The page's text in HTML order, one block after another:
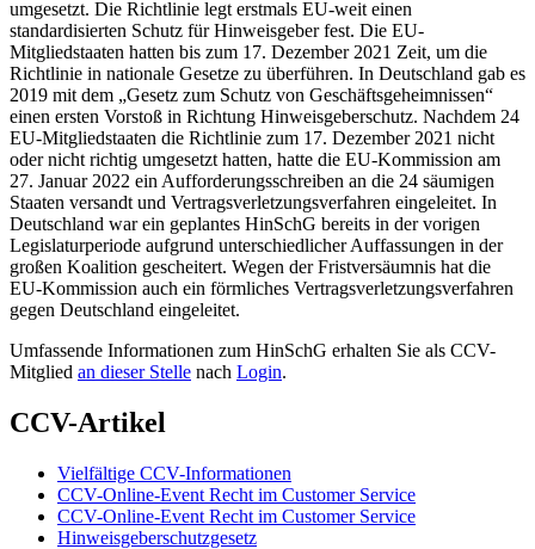
umgesetzt. Die Richtlinie legt erstmals EU-weit einen
standardisierten Schutz für Hinweisgeber fest. Die EU-
Mitgliedstaaten hatten bis zum 17. Dezember 2021 Zeit, um die
Richtlinie in nationale Gesetze zu überführen. In Deutschland gab es
2019 mit dem „Gesetz zum Schutz von Geschäftsgeheimnissen“
einen ersten Vorstoß in Richtung Hinweisgeberschutz. Nachdem 24
EU-Mitgliedstaaten die Richtlinie zum 17. Dezember 2021 nicht
oder nicht richtig umgesetzt hatten, hatte die EU-Kommission am
27. Januar 2022 ein Aufforderungsschreiben an die 24 säumigen
Staaten versandt und Vertragsverletzungsverfahren eingeleitet. In
Deutschland war ein geplantes HinSchG bereits in der vorigen
Legislaturperiode aufgrund unterschiedlicher Auffassungen in der
großen Koalition gescheitert. Wegen der Fristversäumnis hat die
EU-Kommission auch ein förmliches Vertragsverletzungsverfahren
gegen Deutschland eingeleitet.
Umfassende Informationen zum HinSchG erhalten Sie als CCV-
Mitglied an dieser Stelle nach Login.
CCV-Artikel
Vielfältige CCV-Informationen
CCV-Online-Event Recht im Customer Service
CCV-Online-Event Recht im Customer Service
Hinweisgeberschutzgesetz